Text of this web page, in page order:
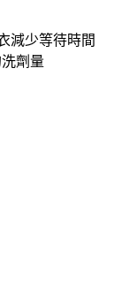
減少等待時間
劑量